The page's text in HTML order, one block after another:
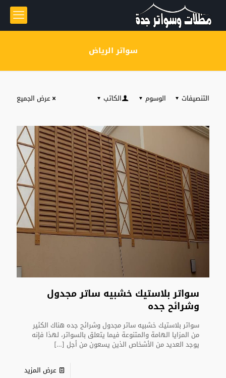
سواتر الرياض
التنصيفات الوسوم الكاتب عرض الجميع
سواتر بلاستيك خشبيه ساتر مجدول
وشرائح جده
سواتر بلاستيك خشبيه ساتر مجدول وشرائح جده هناك الكثير
من المزايا الهامة والمتنوعة فيما يتعلق بالسواتر، لهذا فإنه
يوجد العديد من الأشخاص الذين يسعون من أجل […]
عرض المزيد